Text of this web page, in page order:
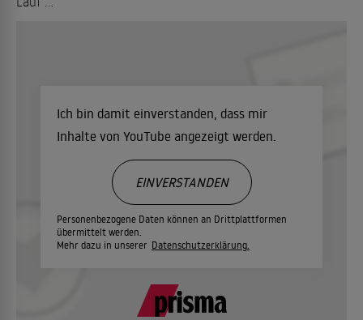
Ich bin damit einverstanden, dass mir
Inhalte von YouTube angezeigt werden.
Personenbezogene Daten können an Drittplattformen
übermittelt werden.
Mehr dazu in unserer Datenschutzerklärung.
EINVERSTANDEN